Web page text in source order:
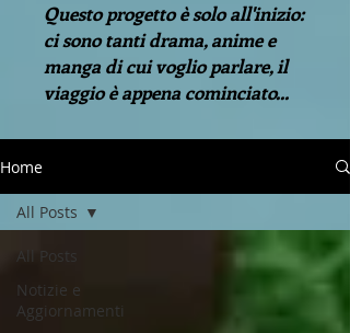
Questo progetto è solo all'inizio:
ci sono tanti drama, anime e
manga di cui voglio parlare, il
viaggio è appena cominciato...
Home
All Posts
Notizie e
Aggiornamenti
All Posts